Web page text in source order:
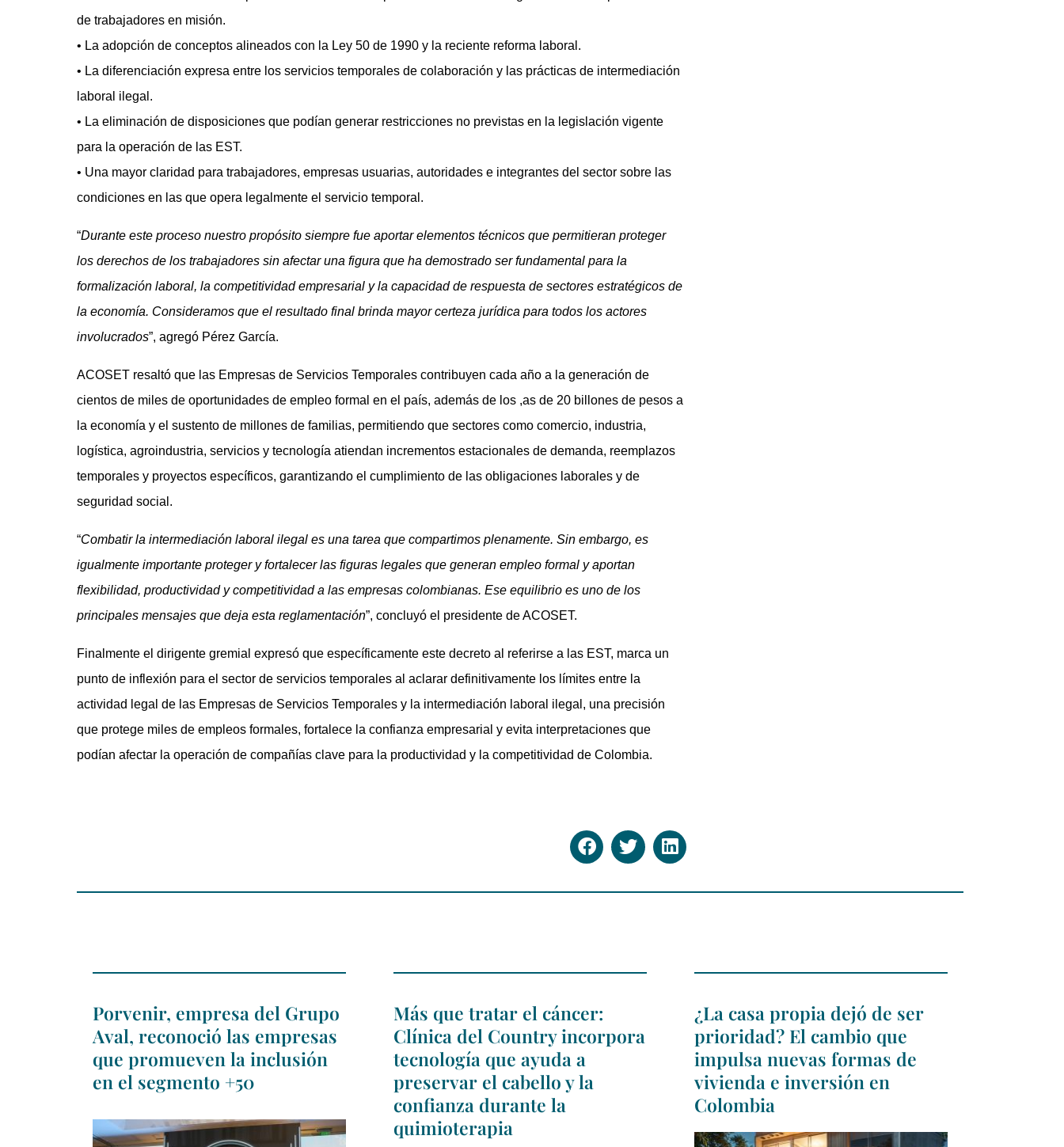
de trabajadores en misión.
• La adopción de conceptos alineados con la Ley 50 de 1990 y la reciente reforma laboral.
• La diferenciación expresa entre los servicios temporales de colaboración y las prácticas de intermediación
laboral ilegal.
• La eliminación de disposiciones que podían generar restricciones no previstas en la legislación vigente
para la operación de las EST.
• Una mayor claridad para trabajadores, empresas usuarias, autoridades e integrantes del sector sobre las
condiciones en las que opera legalmente el servicio temporal.
“Durante este proceso nuestro propósito siempre fue aportar elementos técnicos que permitieran proteger
los derechos de los trabajadores sin afectar una figura que ha demostrado ser fundamental para la
formalización laboral, la competitividad empresarial y la capacidad de respuesta de sectores estratégicos de
la economía. Consideramos que el resultado final brinda mayor certeza jurídica para todos los actores
involucrados”, agregó Pérez García.
ACOSET resaltó que las Empresas de Servicios Temporales contribuyen cada año a la generación de
cientos de miles de oportunidades de empleo formal en el país, además de los ,as de 20 billones de pesos a
la economía y el sustento de millones de familias, permitiendo que sectores como comercio, industria,
logística, agroindustria, servicios y tecnología atiendan incrementos estacionales de demanda, reemplazos
temporales y proyectos específicos, garantizando el cumplimiento de las obligaciones laborales y de
seguridad social.
“Combatir la intermediación laboral ilegal es una tarea que compartimos plenamente. Sin embargo, es
igualmente importante proteger y fortalecer las figuras legales que generan empleo formal y aportan
flexibilidad, productividad y competitividad a las empresas colombianas. Ese equilibrio es uno de los
principales mensajes que deja esta reglamentación”, concluyó el presidente de ACOSET.
Finalmente el dirigente gremial expresó que específicamente este decreto al referirse a las EST, marca un
punto de inflexión para el sector de servicios temporales al aclarar definitivamente los límites entre la
actividad legal de las Empresas de Servicios Temporales y la intermediación laboral ilegal, una precisión
que protege miles de empleos formales, fortalece la confianza empresarial y evita interpretaciones que
podían afectar la operación de compañías clave para la productividad y la competitividad de Colombia.
Porvenir, empresa del Grupo
Aval, reconoció las empresas
que promueven la inclusión
en el segmento +50
Más que tratar el cáncer:
Clínica del Country incorpora
tecnología que ayuda a
preservar el cabello y la
confianza durante la
quimioterapia
¿La casa propia dejó de ser
prioridad? El cambio que
impulsa nuevas formas de
vivienda e inversión en
Colombia